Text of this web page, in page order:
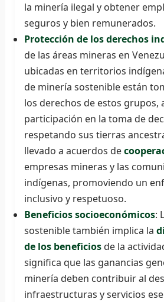
la minería ilegal y obtener
seguros y bien remunerados.
Protección de los derechos
de las áreas mineras en
ubicadas en territorios
de minería sostenible están
los derechos de estos grupos,
participación en la toma de
respetando sus tierras
llevado a acuerdos de
empresas mineras y las
indígenas, promoviendo un
inclusivo y respetuoso.
Beneficios socioeconómicos:
sostenible también implica la
de los beneficiosde la
significa que las ganancias
minería deben contribuir al
infraestructuras y servicios